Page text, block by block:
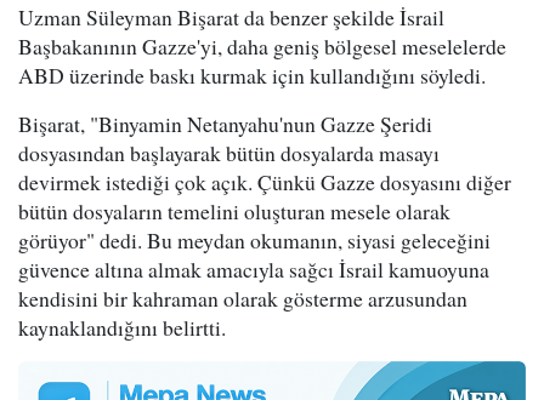
Uzman Süleyman Bişarat da benzer şekilde İsrail
Başbakanının Gazze'yi, daha geniş bölgesel meselelerde
ABD üzerinde baskı kurmak için kullandığını söyledi.
Bişarat, "Binyamin Netanyahu'nun Gazze Şeridi
dosyasından başlayarak bütün dosyalarda masayı
devirmek istediği çok açık. Çünkü Gazze dosyasını diğer
bütün dosyaların temelini oluşturan mesele olarak
görüyor" dedi. Bu meydan okumanın, siyasi geleceğini
güvence altına almak amacıyla sağcı İsrail kamuoyuna
kendisini bir kahraman olarak gösterme arzusundan
kaynaklandığını belirtti.